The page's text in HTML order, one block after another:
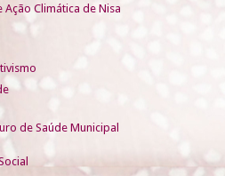
Ação Climática de Nisa
de Saúde Municipal